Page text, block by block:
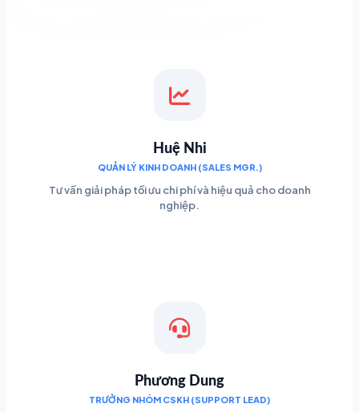
Huệ Nhi
QUẢN LÝ KINH DOANH (SALES MGR.)
Tư vấn giải pháp tối ưu chi phí và hiệu quả cho doanh
nghiệp.
Phương Dung
TRƯỞNG NHÓM CSKH (SUPPORT LEAD)